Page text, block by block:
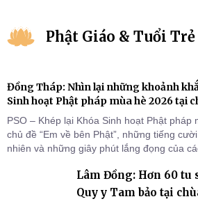
Phật Giáo & Tuổi Trẻ
Đồng Tháp: Nhìn lại những khoảnh
Sinh hoạt Phật pháp mùa hè 2026 tại
PSO – Khép lại Khóa Sinh hoạt Phật pháp
chủ đề “Em về bên Phật”, những tiếng
nhiên và những giây phút lắng đọng của
Tháp). Những tuần tu học ngắn ngủi
trang quý báu, gieo những hạt giống thiện l
Lâm Đồng: Hơn 60 tu
Quy y Tam bảo tại